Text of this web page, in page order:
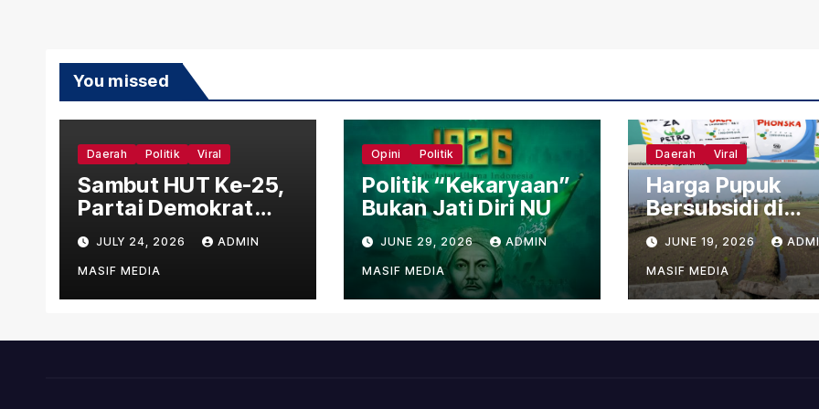
You missed
Daerah Politik Viral
Sambut HUT Ke-25,
Partai Demokrat
Lebong Gelar Aksi
Bersih Rumah
Ibadah Lewat
Gerakan Indonesia
JULY 24, 2026 ADMIN
MASIF MEDIA
Opini Politik
Politik “Kekaryaan”
Bukan Jati Diri NU
JUNE 29, 2026 ADMIN
MASIF MEDIA
Daerah Viral
Harga Pupuk
Bersubsidi di
Lebong Tembus
Rp180 Ribu,
Lampaui HET
Permentan No.
JUNE 19, 2026
MASIF MEDIA